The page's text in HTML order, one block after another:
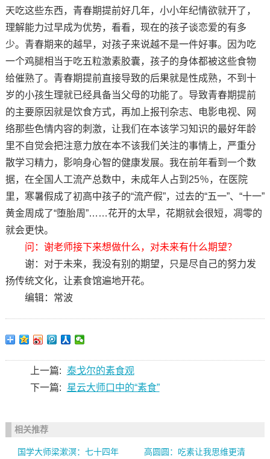
天吃这些东西，青春期提前好几年，小小年纪情欲就开了，
理解能力过早成为优势，看看，现在的孩子谈恋爱的有多
少。青春期来的越早，对孩子来说越不是一件好事。因为吃
一个鸡腿相当于吃五粒激素胶囊，孩子的身体都被这些食物
给催熟了。青春期提前直接导致的后果就是性成熟，不到十
岁的小孩生理就已经具备当父母的功能了。导致青春期提前
的主要原因就是饮食方式，再加上报刊杂志、电影电视、网
络那些色情内容的刺激，让我们在本该学习知识的最好年龄
里不自觉会把注意力放在本不该我们关注的事情上，严重分
散学习精力，影响身心智的健康发展。我在前年看到一个数
据，在全国人工流产总数中，未成年人占到25％，在医院
里，寒暑假成了初高中孩子的“流产假”，过去的“五一”、“十一”
黄金周成了“堕胎周”……花开的太早，花期就会很短，凋零的
就会更快。
问：谢老师接下来想做什么，对未来有什么期望？
谢：对于未来，我没有别的期望，只是尽自己的努力发
扬传统文化，让素食馆遍地开花。
编辑：常波
上一篇: 泰戈尔的素食观
下一篇:
星云大师口中的“素食”
相关推荐
国学大师梁漱溟：七十四年
高圆圆：吃素让我思维更清